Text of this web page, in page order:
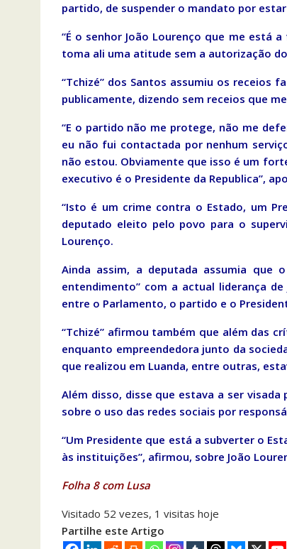
partido, de suspender o mandato por
“É o senhor João Lourenço que me está
toma ali uma atitude sem a autorização
“Tchizé” dos Santos assumiu os receios
publicamente, dizendo sem receios que
“E o partido não me protege, não me
eu não fui contactada por nenhum
não estou. Obviamente que isso é um
executivo é o Presidente da Republica”,
“Isto é um crime contra o Estado, um
deputado eleito pelo povo para o
Lourenço.
Ainda assim, a deputada assumia que
entendimento” com a actual liderança
entre o Parlamento, o partido e o
“Tchizé” afirmou também que além das
enquanto empreendedora junto da
que realizou em Luanda, entre outras,
Além disso, disse que estava a ser
sobre o uso das redes sociais por
“Um Presidente que está a subverter o
às instituições”, afirmou, sobre João
Folha 8 com Lusa
Visitado 52 vezes, 1 visitas hoje
Partilhe este Artigo